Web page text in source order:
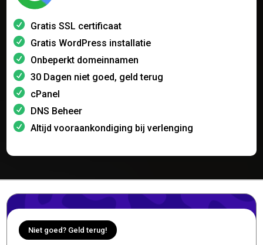
Gratis SSL certificaat
Gratis WordPress installatie
Onbeperkt domeinnamen
30 Dagen niet goed, geld terug
cPanel
DNS Beheer
Altijd vooraankondiging bij verlenging
Niet goed? Geld terug!